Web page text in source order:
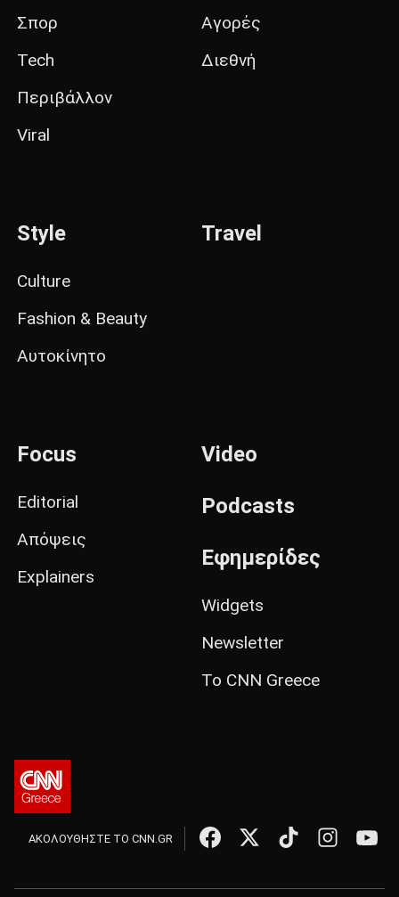
Σπορ
Tech
Περιβάλλον
Viral
Αγορές
Διεθνή
Style
Culture
Fashion & Beauty
Αυτοκίνητο
Travel
Focus
Editorial
Απόψεις
Explainers
Video
Podcasts
Εφημερίδες
Widgets
Newsletter
Το CNN Greece
ΑΚΟΛΟΥΘΗΣΤΕ ΤΟ CNN.GR